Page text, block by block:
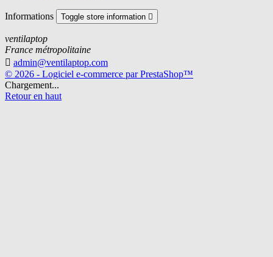
Informations Toggle store information 
ventilaptop
France métropolitaine
 admin@ventilaptop.com
© 2026 - Logiciel e-commerce par PrestaShop™
Chargement...
Retour en haut